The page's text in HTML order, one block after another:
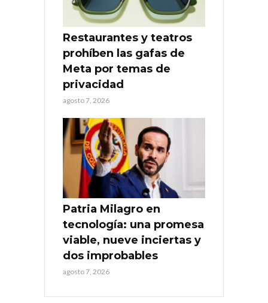
Restaurantes y teatros
prohíben las gafas de
Meta por temas de
privacidad
agosto 7, 2026
Patria Milagro en
tecnología: una promesa
viable, nueve inciertas y
dos improbables
agosto 7, 2026